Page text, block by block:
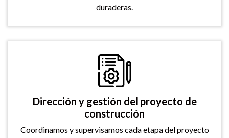
duraderas.
Dirección y gestión del proyecto de
construcción
Coordinamos y supervisamos cada etapa del proyecto